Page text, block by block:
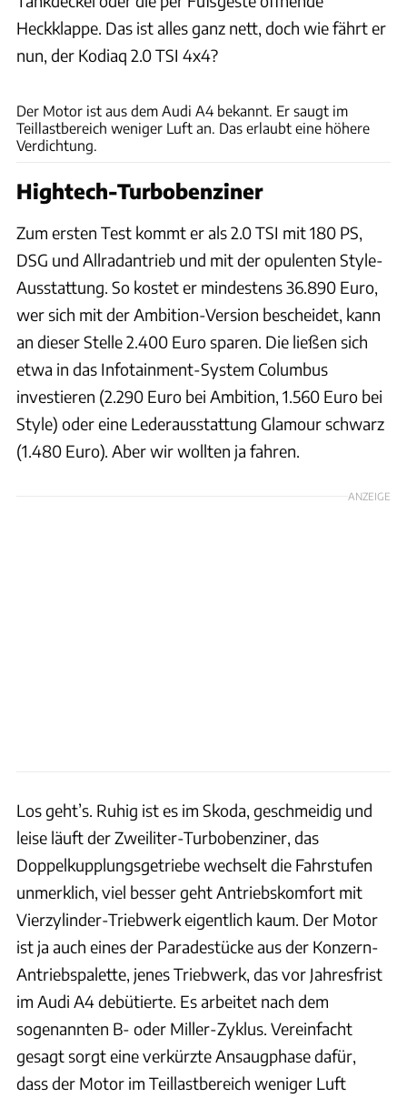
Heckklappe. Das ist alles ganz nett, doch wie fährt er
nun, der Kodiaq 2.0 TSI 4x4?
Der Motor ist aus dem Audi A4 bekannt. Er saugt im
Teillastbereich weniger Luft an. Das erlaubt eine höhere
Verdichtung.
Hightech-Turbobenziner
Zum ersten Test kommt er als 2.0 TSI mit 180 PS,
DSG und Allradantrieb und mit der opulenten Style-
Ausstattung. So kostet er mindestens 36.890 Euro,
wer sich mit der Ambition-Version bescheidet, kann
an dieser Stelle 2.400 Euro sparen. Die ließen sich
etwa in das Infotainment-System Columbus
investieren (2.290 Euro bei Ambition, 1.560 Euro bei
Style) oder eine Lederausstattung Glamour schwarz
(1.480 Euro). Aber wir wollten ja fahren.
ANZEIGE
Los geht’s. Ruhig ist es im Skoda, geschmeidig und
leise läuft der Zweiliter-Turbobenziner, das
Doppelkupplungsgetriebe wechselt die Fahrstufen
unmerklich, viel besser geht Antriebskomfort mit
Vierzylinder-Triebwerk eigentlich kaum. Der Motor
ist ja auch eines der Paradestücke aus der Konzern-
Antriebspalette, jenes Triebwerk, das vor Jahresfrist
im Audi A4 debütierte. Es arbeitet nach dem
sogenannten B- oder Miller-Zyklus. Vereinfacht
gesagt sorgt eine verkürzte Ansaugphase dafür,
dass der Motor im Teillastbereich weniger Luft